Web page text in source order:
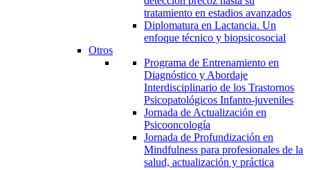
tratamiento en estadios avanzados
Diplomatura en Lactancia. Un
enfoque técnico y biopsicosocial
Otros
Programa de Entrenamiento en
Diagnóstico y Abordaje
Interdisciplinario de los Trastornos
Psicopatológicos Infanto-juveniles
Jornada de Actualización en
Psicooncología
Jornada de Profundización en
Mindfulness para profesionales de la
salud, actualización y práctica